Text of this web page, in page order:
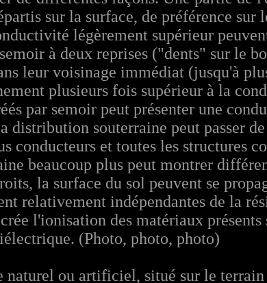
sur la surface, de préférence sur
légèrement supérieur
à deux reprises ("dents" sur le
leur voisinage immédiat (jusqu'à
plusieurs fois supérieur à la
par semoir peut présenter une
distribution souterraine peut passer
conducteurs et toutes les structures
beaucoup plus peut montrer
la surface du sol peuvent se
relativement indépendantes de la
l'ionisation des matériaux présents
(Photo, photo, photo)
naturel ou artificiel, situé sur le